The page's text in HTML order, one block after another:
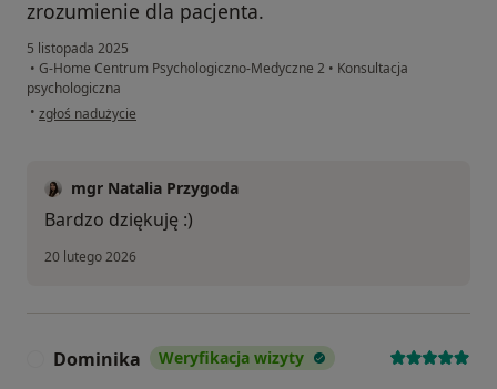
zrozumienie dla pacjenta.
5 listopada 2025
• G-Home Centrum Psychologiczno-Medyczne 2 • Konsultacja
psychologiczna
• w opinii użytkownika Konrad
zgłoś nadużycie
mgr Natalia Przygoda
Bardzo dziękuję :)
20 lutego 2026
Dominika Weryfikacja wizyty